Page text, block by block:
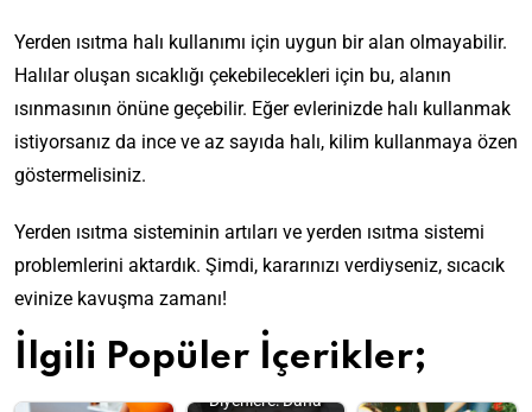
Yerden ısıtma halı kullanımı için uygun bir alan olmayabilir.
Halılar oluşan sıcaklığı çekebilecekleri için bu, alanın
ısınmasının önüne geçebilir. Eğer evlerinizde halı kullanmak
istiyorsanız da ince ve az sayıda halı, kilim kullanmaya özen
göstermelisiniz.
Yerden ısıtma sisteminin artıları ve yerden ısıtma sistemi
problemlerini aktardık. Şimdi, kararınızı verdiyseniz, sıcacık
evinize kavuşma zamanı!
İlgili Popüler İçerikler;
“Isınamıyorum!”
Diyenlere: Daha